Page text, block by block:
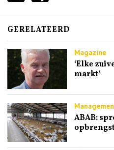
GERELATEERD
Magazine
‘Elke
markt’
ABAB: